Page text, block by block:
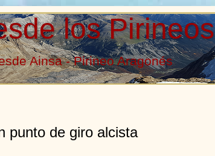
los Pirineos
Ainsa - Pirineo Aragonés
punto de giro alcista